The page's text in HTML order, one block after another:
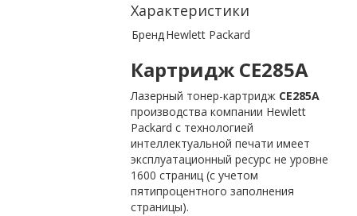
Характеристики
БрендHewlett Packard
Картридж CE285A
Лазерный тонер-картридж CE285A
производства компании Hewlett
Packard с технологией
интеллектуальной печати имеет
эксплуатационный ресурс не уровне
1600 страниц (с учетом
пятипроцентного заполнения
страницы).